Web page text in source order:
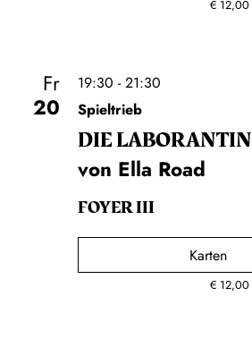
€ 12,00
Fr
20
19:30 - 21:30
Spieltrieb
DIE LA­BO­RAN­TIN
von Ella Road
FOYER III
Karten
€ 12,00